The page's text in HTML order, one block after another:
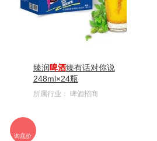
臻润啤酒臻有话对你说
248ml×24瓶
所属行业： 啤酒招商
询底价